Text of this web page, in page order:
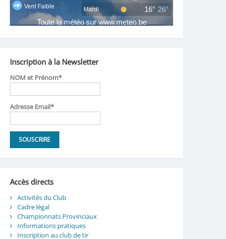
Inscription à la Newsletter
NOM et Prénom*
Adresse Email*
Accès directs
Activités du Club
Cadre légal
Championnats Provinciaux
Informations pratiques
Inscription au club de tir